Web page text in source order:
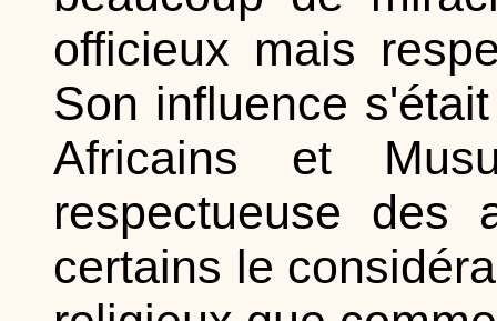
officieux mais
Son influence
Africains et
respectueuse des
certains le